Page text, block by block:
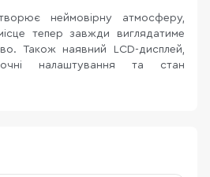
неймовірну атмосферу,
тепер завжди виглядатиме
Також наявний LCD-дисплей,
налаштування та стан